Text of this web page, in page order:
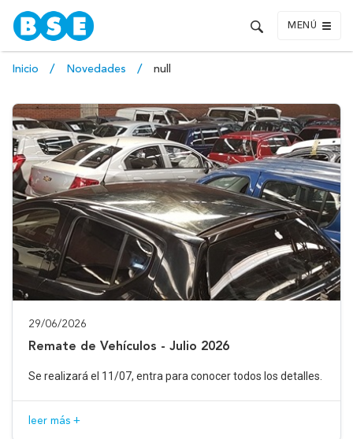
MENÚ
Inicio Novedades null
29/06/2026
Remate de Vehículos - Julio 2026
Se realizará el 11/07, entra para conocer todos los detalles.
leer más +